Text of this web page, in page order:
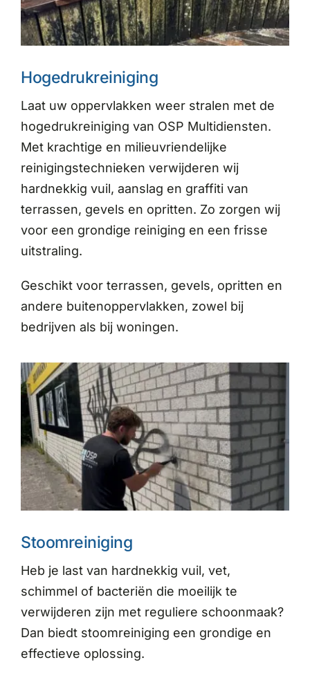
Hogedrukreiniging
Laat uw oppervlakken weer stralen met de
hogedrukreiniging van OSP Multidiensten.
Met krachtige en milieuvriendelijke
reinigingstechnieken verwijderen wij
hardnekkig vuil, aanslag en graffiti van
terrassen, gevels en opritten. Zo zorgen wij
voor een grondige reiniging en een frisse
uitstraling.
Geschikt voor terrassen, gevels, opritten en
andere buitenoppervlakken, zowel bij
bedrijven als bij woningen.
Stoomreiniging
Heb je last van hardnekkig vuil, vet,
schimmel of bacteriën die moeilijk te
verwijderen zijn met reguliere schoonmaak?
Dan biedt stoomreiniging een grondige en
effectieve oplossing.